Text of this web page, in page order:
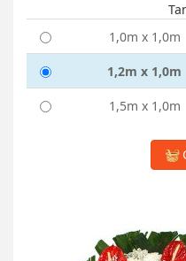
1,0m x 1,0m
1,2m x 1,0m
1,5m x 1,0m